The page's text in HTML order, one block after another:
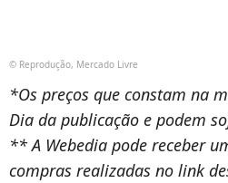
© Reprodução, Mercado Livre
*Os preços que constam na
Dia da publicação e podem
** A Webedia pode receber
compras realizadas no link